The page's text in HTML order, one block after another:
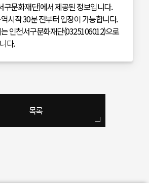
구문화재단]에서 제공된 정보입니다.
시작 30분 전부터 입장이 가능합니다.
인천서구문화재단(0325106012)으로
다.
목록